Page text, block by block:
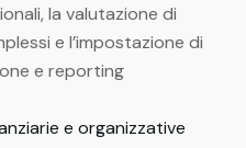
la valutazione di
e l’impostazione di
e reporting
e organizzative